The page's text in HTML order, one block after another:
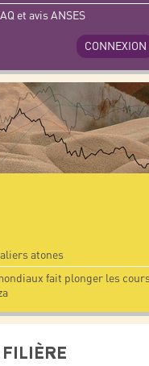
et avis ANSES
CONNEXION
atones
fait plonger les